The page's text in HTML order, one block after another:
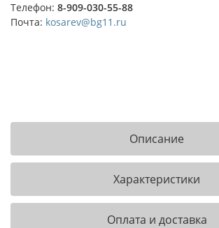
Телефон: 8-909-030-55-88
Почта: kosarev@bg11.ru
Описание
Характеристики
Оплата и доставка